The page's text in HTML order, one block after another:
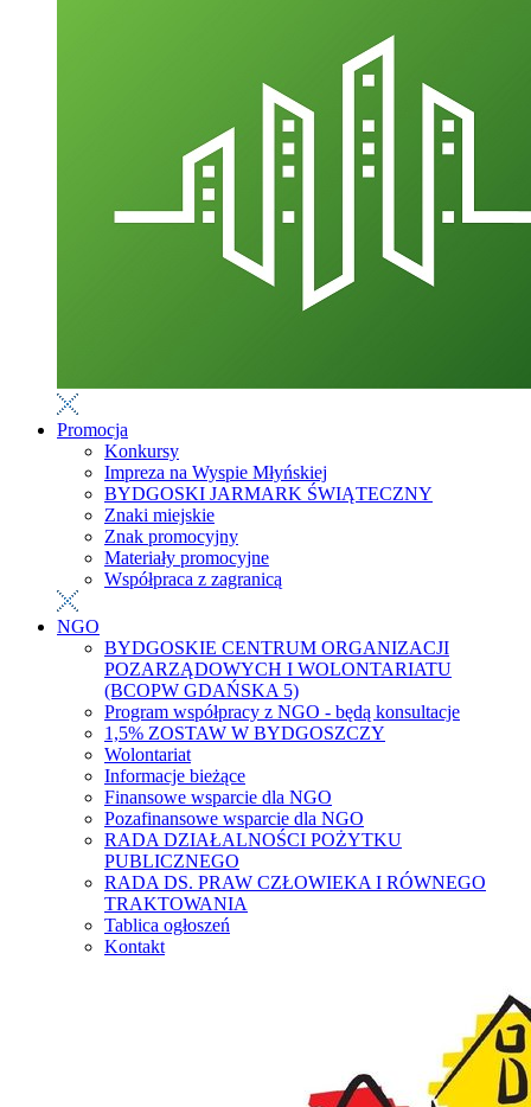
Promocja
Konkursy
Impreza na Wyspie Młyńskiej
BYDGOSKI JARMARK ŚWIĄTECZNY
Znaki miejskie
Znak promocyjny
Materiały promocyjne
Współpraca z zagranicą
NGO
BYDGOSKIE CENTRUM ORGANIZACJI
POZARZĄDOWYCH I WOLONTARIATU
(BCOPW GDAŃSKA 5)
Program współpracy z NGO - będą konsultacje
1,5% ZOSTAW W BYDGOSZCZY
Wolontariat
Informacje bieżące
Finansowe wsparcie dla NGO
Pozafinansowe wsparcie dla NGO
RADA DZIAŁALNOŚCI POŻYTKU
PUBLICZNEGO
RADA DS. PRAW CZŁOWIEKA I RÓWNEGO
TRAKTOWANIA
Tablica ogłoszeń
Kontakt